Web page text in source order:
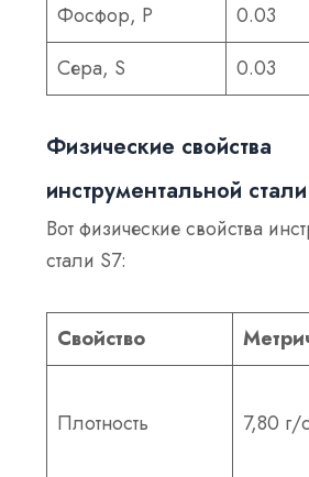
Фосфор, P
0.03
Сера, S
0.03
Физические свойства
инструментальной
Вот физические свойства
стали S7:
Свойство
Плотность 7,80 г/